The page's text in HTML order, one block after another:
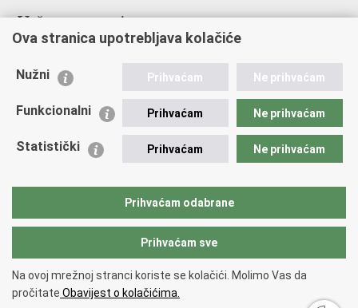
Važne poveznice
Ministarstvo unutarnjih poslova
Udruge
Policijska akademija
Zaklada policijske solidarnosti
Vučetić"
Copyright © 2026 Policijska uprava šibensko-kninska.
Izjava o pristupačnosti.
Ova stranica upotrebljava kolačiće
Nužni Prihvaćam Ne prihvaćam
Funkcionalni Prihvaćam Ne prihvaćam
Statistički Prihvaćam Ne prihvaćam
Prihvaćam odabrane
Prihvaćam sve
Na ovoj mrežnoj stranci koriste se kolačići. Molimo Vas da
pročitate Obavijest o kolačićima.